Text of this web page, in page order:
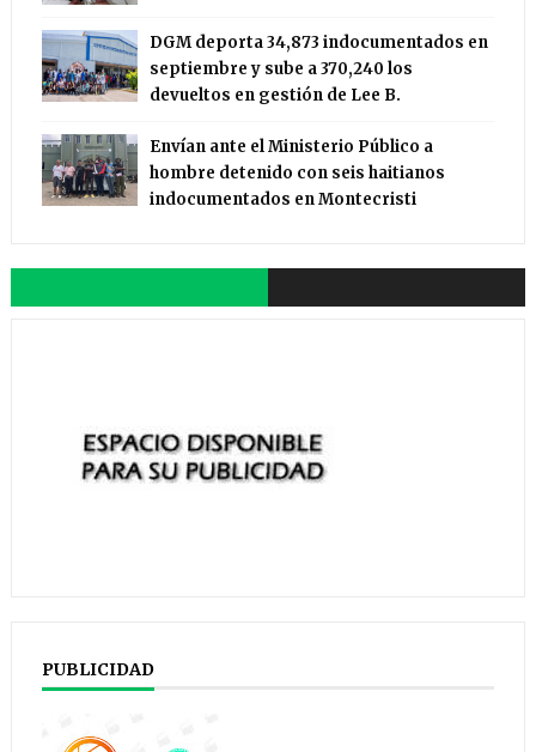
DGM deporta 34,873 indocumentados en
septiembre y sube a 370,240 los
devueltos en gestión de Lee B.
Envían ante el Ministerio Público a
hombre detenido con seis haitianos
indocumentados en Montecristi
PUBLICIDAD